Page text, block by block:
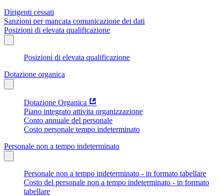
Dirigenti cessati
Sanzioni per mancata comunicazione dei dati
Posizioni di elevata qualificazione
Posizioni di elevata qualificazione
Dotazione organica
Dotazione Organica
Piano integrato attivita organizzazione
Conto annuale del personale
Costo personale tempo indeterminato
Personale non a tempo indeterminato
Personale non a tempo indeterminato - in formato tabellare
Costo del personale non a tempo indeterminato - in formato
tabellare